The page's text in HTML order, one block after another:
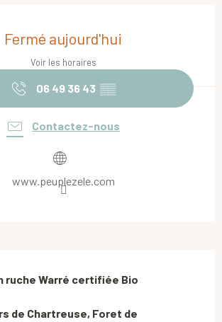
Fermé aujourd'hui
Voir les horaires
06 49 36 43 ▒▒
Contactez-nous
www.peuplezele.com
ruche Warré certifiée Bio
de Chartreuse, Foret de